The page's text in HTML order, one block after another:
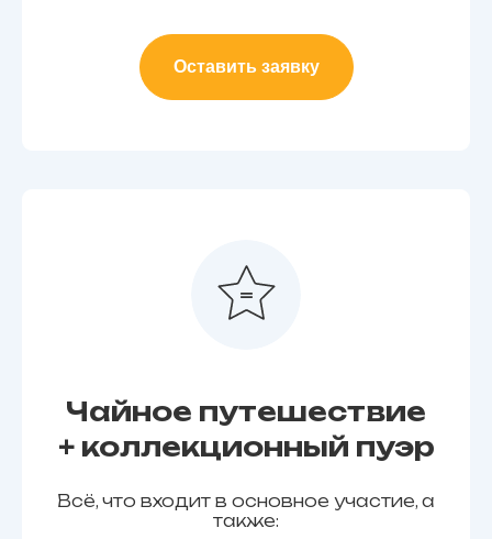
Оставить заявку
Чайное путешествие
+ коллекционный пуэр
Всё, что входит в основное участие, а
также: